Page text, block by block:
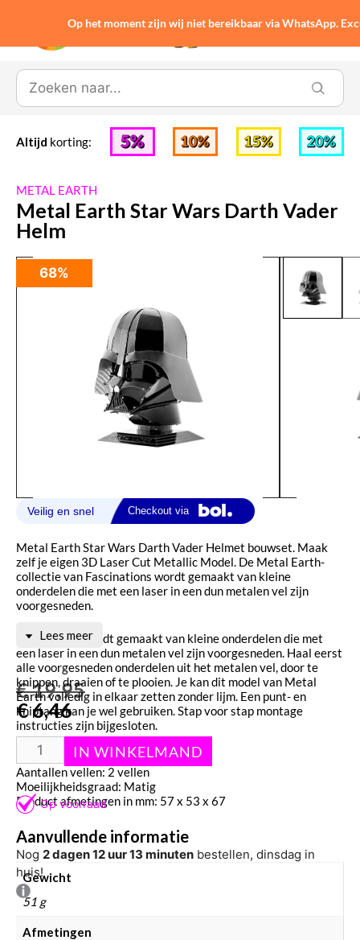
Altijd korting:
Metal Earth Star Wars Darth Vader Helmet bouwset. Maak
zelf je eigen 3D Laser Cut Metallic Model. De Metal Earth-
collectie van Fascinations wordt gemaakt van kleine
onderdelen die met een laser in een dun metalen vel zijn
voorgesneden.
Metal Earth wordt gemaakt van kleine onderdelen die met
een laser in een dun metalen vel zijn voorgesneden. Haal eerst
alle voorgesneden onderdelen uit het metalen vel, door te
knippen, draaien of te plooien. Je kan dit model van Metal
Earth volledig in elkaar zetten zonder lijm. Een punt- en
kniptang kan je wel gebruiken. Stap voor stap montage
instructies zijn bijgesloten.
Instructie PDF: MMS314
Aantallen vellen: 2 vellen
Moeilijkheidsgraad: Matig
Product afmetingen in mm: 57 x 53 x 67
Aanvullende informatie
Gewicht
51 g
Afmetingen
Lees meer
€19,95
€6,46
Nog 2 dagen 12 uur 13 minuten bestellen, dinsdag in
huis!
METAL EARTH
Metal Earth Star Wars Darth Vader
Helm
68%
Op het moment zijn wij niet bereikbaar via WhatsApp.